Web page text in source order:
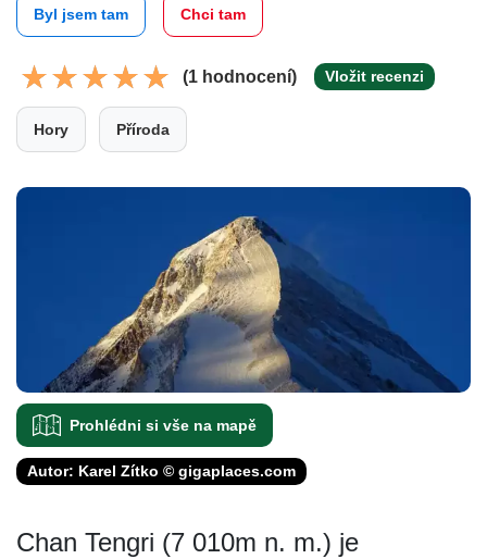
Byl jsem tam Chci tam
(1 hodnocení) Vložit recenzi
Hory Příroda
Prohlédni si vše na mapě
Autor: Karel Zítko © gigaplaces.com
Chan Tengri (7 010m n. m.) je